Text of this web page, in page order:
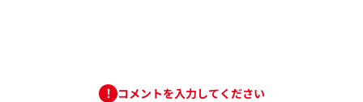
コメントを入力してください